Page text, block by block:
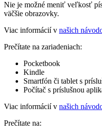
Nie je možné meniť veľkosť
väčšie obrazovky.
Viac informácií v našich
Prečítate na zariadeniach:
Pocketbook
Kindle
Smartfón či tablet s
Počítač s príslušnou
Viac informácií v našich
Prečítate na: